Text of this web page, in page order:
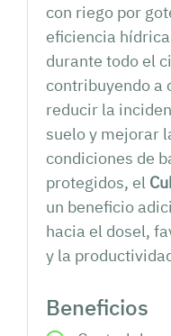
con riego por
eficiencia
durante todo el
contribuyendo a
reducir la
suelo y mejorar
condiciones de
protegidos, el
un beneficio
hacia el dosel,
y la
Beneficios